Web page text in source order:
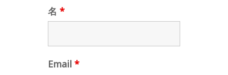
名 *
Email *